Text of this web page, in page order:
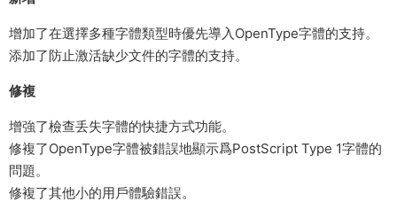
增加了在選擇多種字體類型時優先導入OpenType字體的支持。
添加了防止激活缺少文件的字體的支持。
修複
增強了檢查丢失字體的快捷方式功能。
修複了OpenType字體被錯誤地顯示爲PostScript Type 1字體的
問題。
修複了其他小的用戶體驗錯誤。